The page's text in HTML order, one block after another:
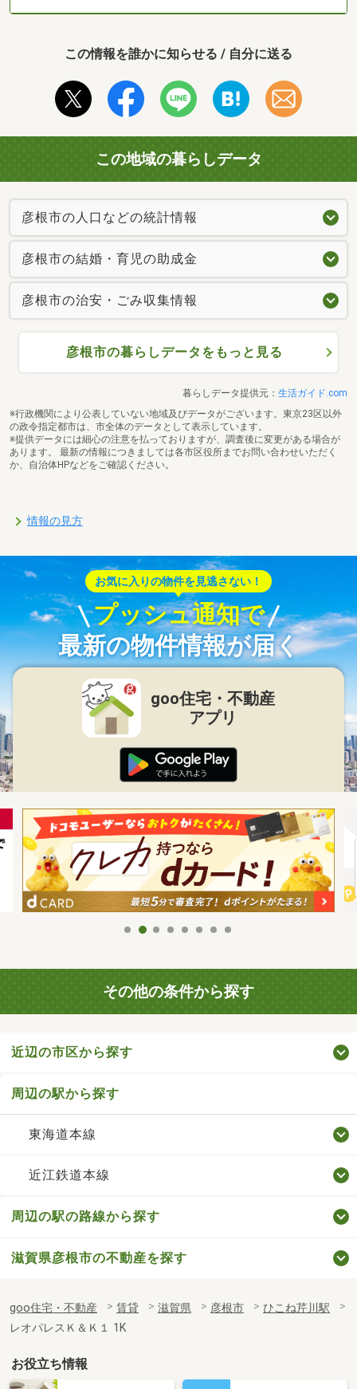
この情報を誰かに知らせる / 自分に送る
この地域の暮らしデータ
彦根市の人口などの統計情報
彦根市の結婚・育児の助成金
彦根市の治安・ごみ収集情報
彦根市の暮らしデータをもっと見る
暮らしデータ提供元： 生活ガイド.com
※行政機関により公表していない地域及びデータがございます。東京23区以外
の政令指定都市は、市全体のデータとして表示しています。
※提供データには細心の注意を払っておりますが、調査後に変更がある場合が
あります。 最新の情報につきましては各市区役所までお問い合わせいただく
か、自治体HPなどをご確認ください。
情報の見方
お気に入りの物件を見逃さない！
プッシュ通知で
最新の物件情報が届く
goo住宅・不動産
アプリ
その他の条件から探す
近辺の市区から探す
周辺の駅から探す
東海道本線
近江鉄道本線
周辺の駅の路線から探す
滋賀県彦根市の不動産を探す
goo住宅・不動産 賃貸 滋賀県 彦根市
ひこね芹川駅
レオパレスＫ＆Ｋ１ 1K
お役立ち情報